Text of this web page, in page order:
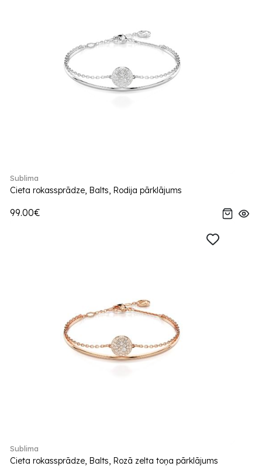
Sublima
Cieta rokassprādze, Balts, Rodija pārklājums
99.00€
Sublima
Cieta rokassprādze, Balts, Rozā zelta toņa pārklājums